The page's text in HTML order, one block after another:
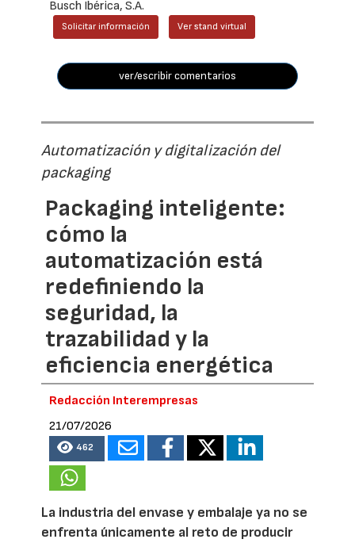
Busch Ibérica, S.A.
Solicitar información Ver stand virtual
ver/escribir comentarios
Automatización y digitalización del
packaging
Packaging inteligente:
cómo la
automatización está
redefiniendo la
seguridad, la
trazabilidad y la
eficiencia energética
Redacción Interempresas
21/07/2026
462
La industria del envase y embalaje ya no se
enfrenta únicamente al reto de producir